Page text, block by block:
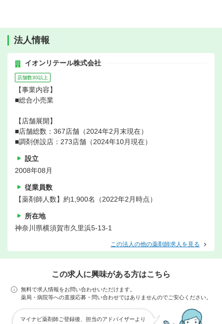
法人情報
イオンリテール株式会社
店舗数30以上
【事業内容】
■総合小売業
【店舗展開】
■店舗総数：367店舗（2024年2月末現在）
■調剤併設店：273店舗（2024年10月現在）
設立
2008年08月
従業員数
【薬剤師人数】約1,900名（2022年2月時点）
所在地
神奈川県横須賀市久里浜5-13-1
この法人の他の薬剤師求人を見る
この求人に興味がある方はこちら
無料で求人情報をお問い合わせいただけます。
薬局・病院等への直接応募・問い合わせではありませんのでご安心ください。
マイナビ薬剤師ご登録後、担当のアドバイザーより